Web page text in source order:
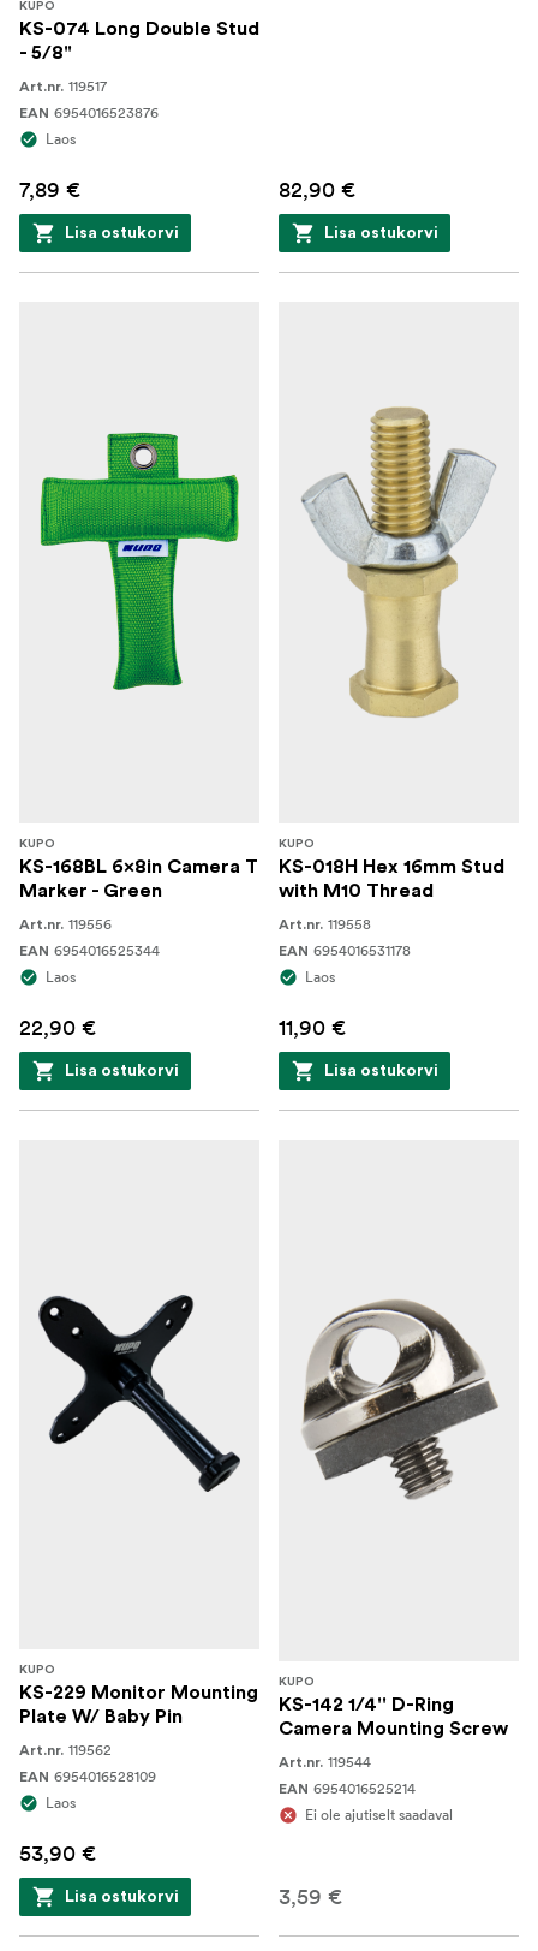
KUPO
KS-074 Long Double Stud
- 5/8"
Art.nr. 119517
EAN 6954016523876
Laos
7,89 €
Lisa ostukorvi
82,90 €
Lisa ostukorvi
KUPO
KS-168BL 6x8in Camera T
Marker - Green
Art.nr. 119556
EAN 6954016525344
Laos
22,90 €
Lisa ostukorvi
KUPO
KS-018H Hex 16mm Stud
with M10 Thread
Art.nr. 119558
EAN 6954016531178
Laos
11,90 €
Lisa ostukorvi
KUPO
KS-229 Monitor Mounting
Plate W/ Baby Pin
Art.nr. 119562
EAN 6954016528109
Laos
53,90 €
Lisa ostukorvi
KUPO
KS-142 1/4'' D-Ring
Camera Mounting Screw
Art.nr. 119544
EAN 6954016525214
Ei ole ajutiselt saadaval
3,59 €